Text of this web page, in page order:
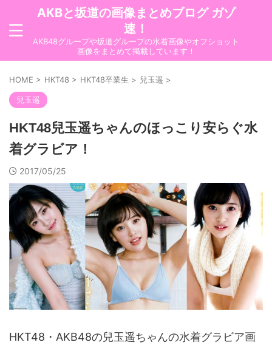
AKBと坂道の画像まとめブログ ガゾ
速！
AKB48グループや坂道グループの水着画像やオフショット
画像をまとめて掲載しています！
HOME > HKT48 > HKT48卒業生 > 兒玉遥 >
兒玉遥
HKT48兒玉遥ちゃんのほっこり安らぐ水
着グラビア！
2017/05/25
HKT48・AKB48の兒玉遥ちゃんの水着グラビア画